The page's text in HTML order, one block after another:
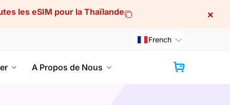
les eSIM pour la Thaïlande ×
French
A Propos de Nous